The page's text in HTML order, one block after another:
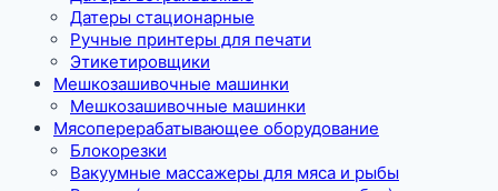
Датеры стационарные
Ручные принтеры для печати
Этикетировщики
Мешкозашивочные машинки
Мешкозашивочные машинки
Мясоперерабатывающее оборудование
Блокорезки
Вакуумные массажеры для мяса и рыбы